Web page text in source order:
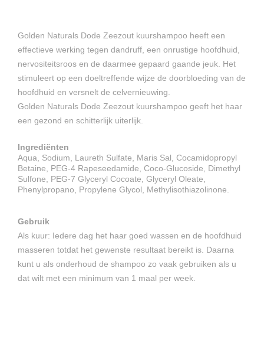
Golden Naturals Dode Zeezout kuurshampoo heeft een
effectieve werking tegen dandruff, een onrustige hoofdhuid,
nervositeitsroos en de daarmee gepaard gaande jeuk. Het
stimuleert op een doeltreffende wijze de doorbloeding van de
hoofdhuid en versnelt de celvernieuwing.
Golden Naturals Dode Zeezout kuurshampoo geeft het haar
een gezond en schitterlijk uiterlijk.
Ingrediënten
Aqua, Sodium, Laureth Sulfate, Maris Sal, Cocamidopropyl
Betaine, PEG-4 Rapeseedamide, Coco-Glucoside, Dimethyl
Sulfone, PEG-7 Glyceryl Cocoate, Glyceryl Oleate,
Phenylpropano, Propylene Glycol, Methylisothiazolinone.
Gebruik
Als kuur: Iedere dag het haar goed wassen en de hoofdhuid
masseren totdat het gewenste resultaat bereikt is. Daarna
kunt u als onderhoud de shampoo zo vaak gebruiken als u
dat wilt met een minimum van 1 maal per week.